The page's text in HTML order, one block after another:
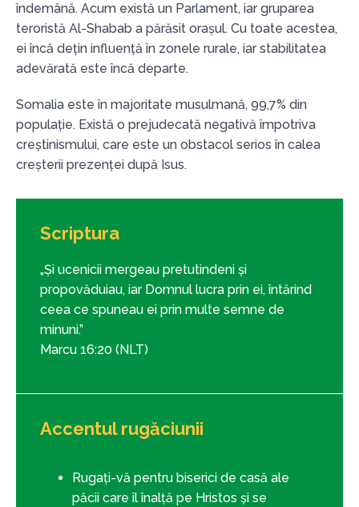
îndemână. Acum există un Parlament, iar gruparea
teroristă Al-Shabab a părăsit orașul. Cu toate acestea,
ei încă dețin influență în zonele rurale, iar stabilitatea
adevărată este încă departe.
Somalia este în majoritate musulmană, 99,7% din
populație. Există o prejudecată negativă împotriva
creștinismului, care este un obstacol serios în calea
creșterii prezenței după Isus.
Scriptura
„Și ucenicii mergeau pretutindeni și
propovăduiau, iar Domnul lucra prin ei, întărind
ceea ce spuneau ei prin multe semne de
minuni.”
Marcu 16:20 (NLT)
Accentul rugăciunii
Rugați-vă pentru biserici de casă ale
păcii care îl înalță pe Hristos și se